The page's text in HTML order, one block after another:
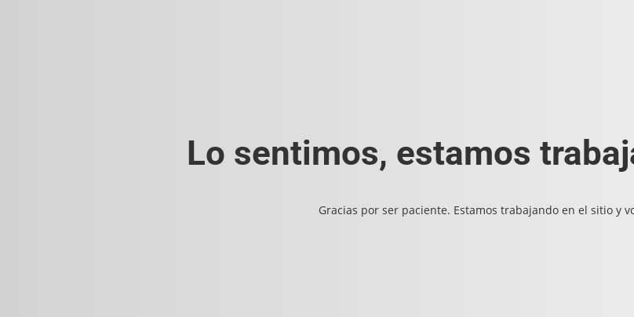
Lo sentimos, estamos
Gracias por ser paciente. Estamos trabajando en el sitio y